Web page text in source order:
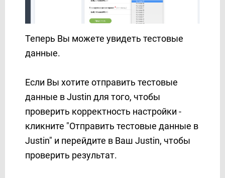
TxtSync
Vbout
VerticalResponse
WHATSAPP (через партнера AceBot)
Wire2Air
Теперь Вы можете увидеть тестовые
данные.
Если Вы хотите отправить тестовые
данные в Justin для того, чтобы
проверить корректность настройки -
кликните "Отправить тестовые данные в
Justin" и перейдите в Ваш Justin, чтобы
проверить результат.